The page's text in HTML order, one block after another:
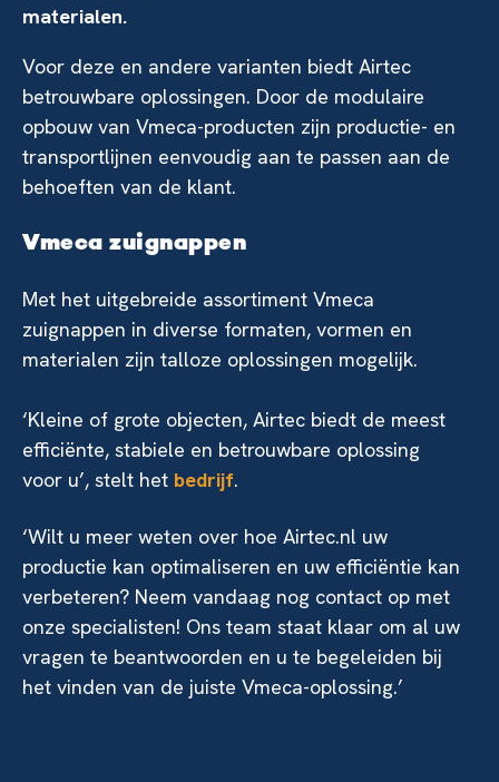
materialen.
Voor deze en andere varianten biedt Airtec
betrouwbare oplossingen. Door de modulaire
opbouw van Vmeca-producten zijn productie- en
transportlijnen eenvoudig aan te passen aan de
behoeften van de klant.
Vmeca zuignappen
Met het uitgebreide assortiment Vmeca
zuignappen in diverse formaten, vormen en
materialen zijn talloze oplossingen mogelijk.
‘Kleine of grote objecten, Airtec biedt de meest
efficiënte, stabiele en betrouwbare oplossing
voor u’, stelt het bedrijf.
‘Wilt u meer weten over hoe Airtec.nl uw
productie kan optimaliseren en uw efficiëntie kan
verbeteren? Neem vandaag nog contact op met
onze specialisten! Ons team staat klaar om al uw
vragen te beantwoorden en u te begeleiden bij
het vinden van de juiste Vmeca-oplossing.’